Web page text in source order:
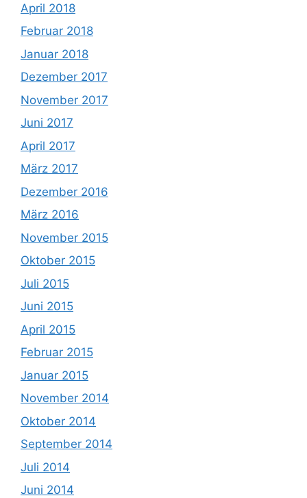
April 2018
Februar 2018
Januar 2018
Dezember 2017
November 2017
Juni 2017
April 2017
März 2017
Dezember 2016
März 2016
November 2015
Oktober 2015
Juli 2015
Juni 2015
April 2015
Februar 2015
Januar 2015
November 2014
Oktober 2014
September 2014
Juli 2014
Juni 2014